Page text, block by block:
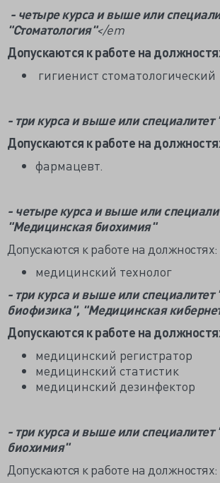
- четыре курса и выше или
"Стоматология"</em
Допускаются к работе на
гигиенист стоматологический
- три курса и выше или
Допускаются к работе на
фармацевт.
- четыре курса и выше или
"Медицинская биохимия"
Допускаются к работе на должностях:
медицинский технолог
- три курса и выше или
биофизика", "Медицинская
Допускаются к работе на
медицинский регистратор
медицинский статистик
медицинский дезинфектор
- три курса и выше или
биохимия"
Допускаются к работе на должностях: